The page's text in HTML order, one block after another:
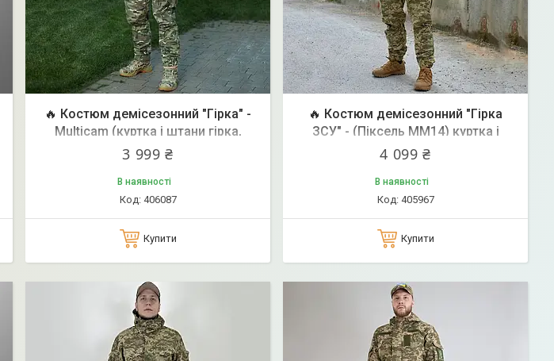
🔥 Костюм демісезонний "Гірка" -
Multicam (куртка і штани гірка,
тактична нацгвардії військова зсу)
3 999 ₴
В наявності
406087
Купити
🔥 Костюм демісезонний "Гірка
ЗСУ" - (Піксель ММ14) куртка і
штани гірка, тактична нацгвардії
4 099 ₴
В наявності
405967
Купити